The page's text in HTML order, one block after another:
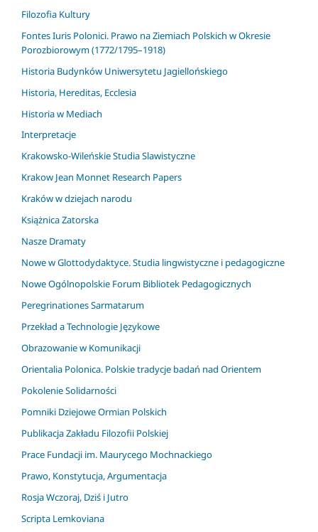
Filozofia Kultury
Fontes Iuris Polonici. Prawo na Ziemiach Polskich w Okresie
Porozbiorowym (1772/1795–1918)
Historia Budynków Uniwersytetu Jagiellońskiego
Historia, Hereditas, Ecclesia
Historia w Mediach
Interpretacje
Krakowsko-Wileńskie Studia Slawistyczne
Krakow Jean Monnet Research Papers
Kraków w dziejach narodu
Książnica Zatorska
Nasze Dramaty
Nowe w Glottodydaktyce. Studia lingwistyczne i pedagogiczne
Nowe Ogólnopolskie Forum Bibliotek Pedagogicznych
Peregrinationes Sarmatarum
Przekład a Technologie Językowe
Obrazowanie w Komunikacji
Orientalia Polonica. Polskie tradycje badań nad Orientem
Pokolenie Solidarności
Pomniki Dziejowe Ormian Polskich
Publikacja Zakładu Filozofii Polskiej
Prace Fundacji im. Maurycego Mochnackiego
Prawo, Konstytucja, Argumentacja
Rosja Wczoraj, Dziś i Jutro
Scripta Lemkoviana